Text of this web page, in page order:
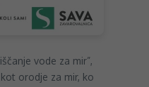
vode za mir”,
orodje za mir, ko